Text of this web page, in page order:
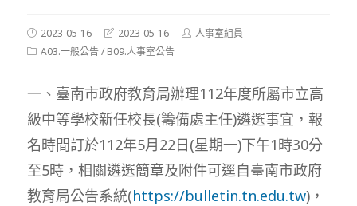
Post
published:
2023-05-16
Post
modified:
2023-05-16
Post人事室組員
PostA03.一般公告/ B09.人事室公告
一、臺南市政府教育局辦理112年度所屬市立高
級中等學校新任校長(籌備處主任)遴選事宜，報
名時間訂於112年5月22日(星期一)下午1時30分
至5時，相關遴選簡章及附件可逕自臺南市政府
教育局公告系統(https://bulletin.tn.edu.tw)，